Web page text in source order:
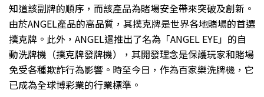
知道該副牌的順序，而該產品為賭場安全帶來突破及創新。
由於ANGEL產品的高品質，其撲克牌是世界各地賭場的首選
撲克牌。此外，ANGEL還推出了名為「ANGEL EYE」的自
動洗牌機（撲克牌發牌機），其開發理念是保護玩家和賭場
免受各種欺詐行為影響。時至今日，作為百家樂洗牌機，它
已成為全球博彩業的行業標準。